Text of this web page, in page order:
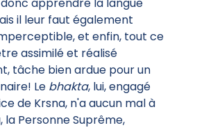
il leur faut également
et enfin, tout ce
assimilé et réalisé
tâche bien ardue pour un
Le bhakta, lui, engagé
de Krsna, n'a aucun mal à
la Personne Suprême,